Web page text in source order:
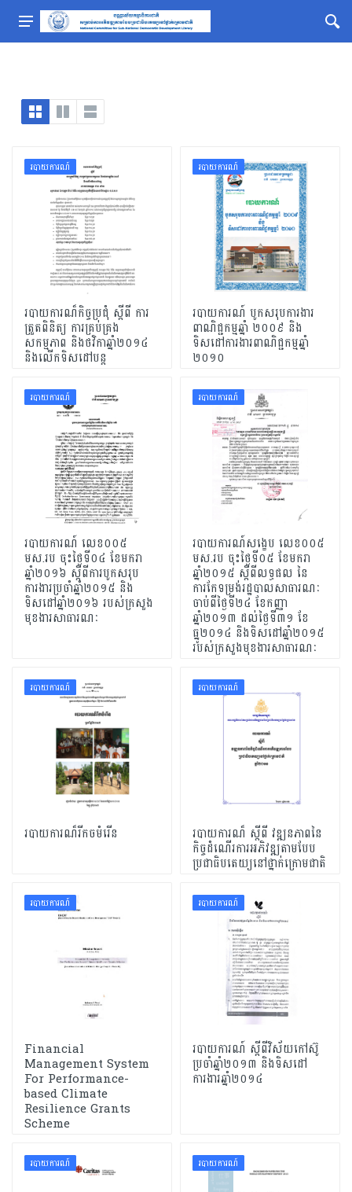
របាយការណ៍
របាយការណ៏កិច្ចប្រជុំ ស្តីពី ការ
ត្រួតពិនិត្យ ការគ្រប់គ្រង
សកម្មភាព និងថវិកាឆ្នាំ២០១៤
និងលើកទិសដៅបន្ត
របាយការណ៍
របាយការណ៍ បូកសរុបការងារ
ពាណិជ្ជកម្មឆ្នាំ ២០០៩ និង
ទិសដៅការងារពាណិជ្ជកម្មឆ្នាំ
២០១០
របាយការណ៍
របាយការណ៍ លេខ០០៥
មស.រប ចុះថ្ងៃទី០៤ ខែមករា
ឆ្នាំ២០១៦ ស្ដីពីការបូកសរុប
ការងារប្រចាំឆ្នាំ២០១៥ និង
ទិសដៅឆ្នាំ២០១៦ របស់ក្រសួង
មុខងារសាធារណៈ
របាយការណ៍
របាយការណ៍សង្ខេប​ លេខ០០៥
មស.រប ចុះថ្ងៃទី០៥ ខែមករា
ឆ្នាំ២០១៥ ស្ដីពីលទ្ធផល នៃ
ការកែទម្រង់រដ្ឋបាលសាធារណៈ
ចាប់ពីថ្ងៃទី២៤ ខែកញ្ញា
ឆ្នាំ២០១៣ ដល់ថ្ងៃទី៣១ ខែ
ធ្នូ២០១៤ និងទិសដៅឆ្នាំ២០១៥
របស់ក្រសួងមុខងារសាធារណៈ
របាយការណ៍
របាយការណ៏រីកចមំរើន
របាយការណ៍
របាយការណ៏ ស្តីពី វឌ្ឍនភាពនៃ
កិច្ចដំណើរការអភិវឌ្ឍតាមបែប
ប្រជាធិបតេយ្យនៅថ្នាក់ក្រោមជាតិ
របាយការណ៍
Financial
Management System
For Performance-
based Climate
Resilience Grants
Scheme
របាយការណ៍
របាយការណ៍ ស្ដីពីវិស័យកៅស៊ូ
ប្រចាំឆ្នាំ២០១៣ និងទិសដៅ
ការងារឆ្នាំ២០១៤
របាយការណ៍ របាយការណ៍